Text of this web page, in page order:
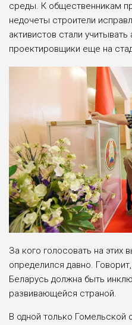
среды. К общественникам
недочеты строители
активистов стали учитывать
проектировщики еще на
За кого голосовать на этих
определился давно.
Беларусь должна быть
развивающейся страной.
В одной только Гомельской